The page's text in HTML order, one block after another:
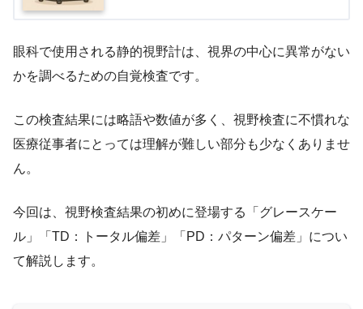
眼科で使用される静的視野計は、視界の中心に異常がない
かを調べるための自覚検査です。
この検査結果には略語や数値が多く、視野検査に不慣れな
医療従事者にとっては理解が難しい部分も少なくありませ
ん。
今回は、視野検査結果の初めに登場する「グレースケー
ル」「TD：トータル偏差」「PD：パターン偏差」につい
て解説します。